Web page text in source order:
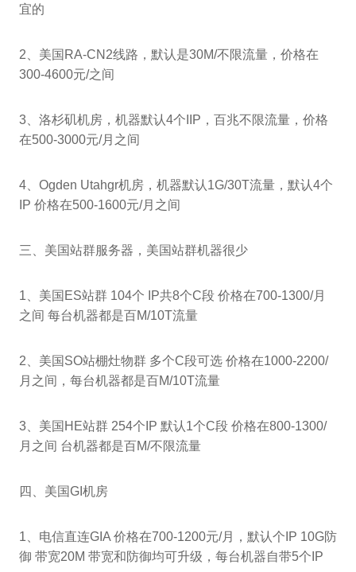
宜的
2、美国RA-CN2线路，默认是30M/不限流量，价格在
300-4600元/之间
3、洛杉矶机房，机器默认4个IIP，百兆不限流量，价格
在500-3000元/月之间
4、Ogden Utahgr机房，机器默认1G/30T流量，默认4个
IP 价格在500-1600元/月之间
三、美国站群服务器，美国站群机器很少
1、美国ES站群 104个 IP共8个C段 价格在700-1300/月
之间 每台机器都是百M/10T流量
2、美国SO站棚灶物群 多个C段可选 价格在1000-2200/
月之间，每台机器都是百M/10T流量
3、美国HE站群 254个IP 默认1个C段 价格在800-1300/
月之间 台机器都是百M/不限流量
四、美国GI机房
1、电信直连GIA 价格在700-1200元/月，默认个IP 10G防
御 带宽20M 带宽和防御均可升级，每台机器自带5个IP